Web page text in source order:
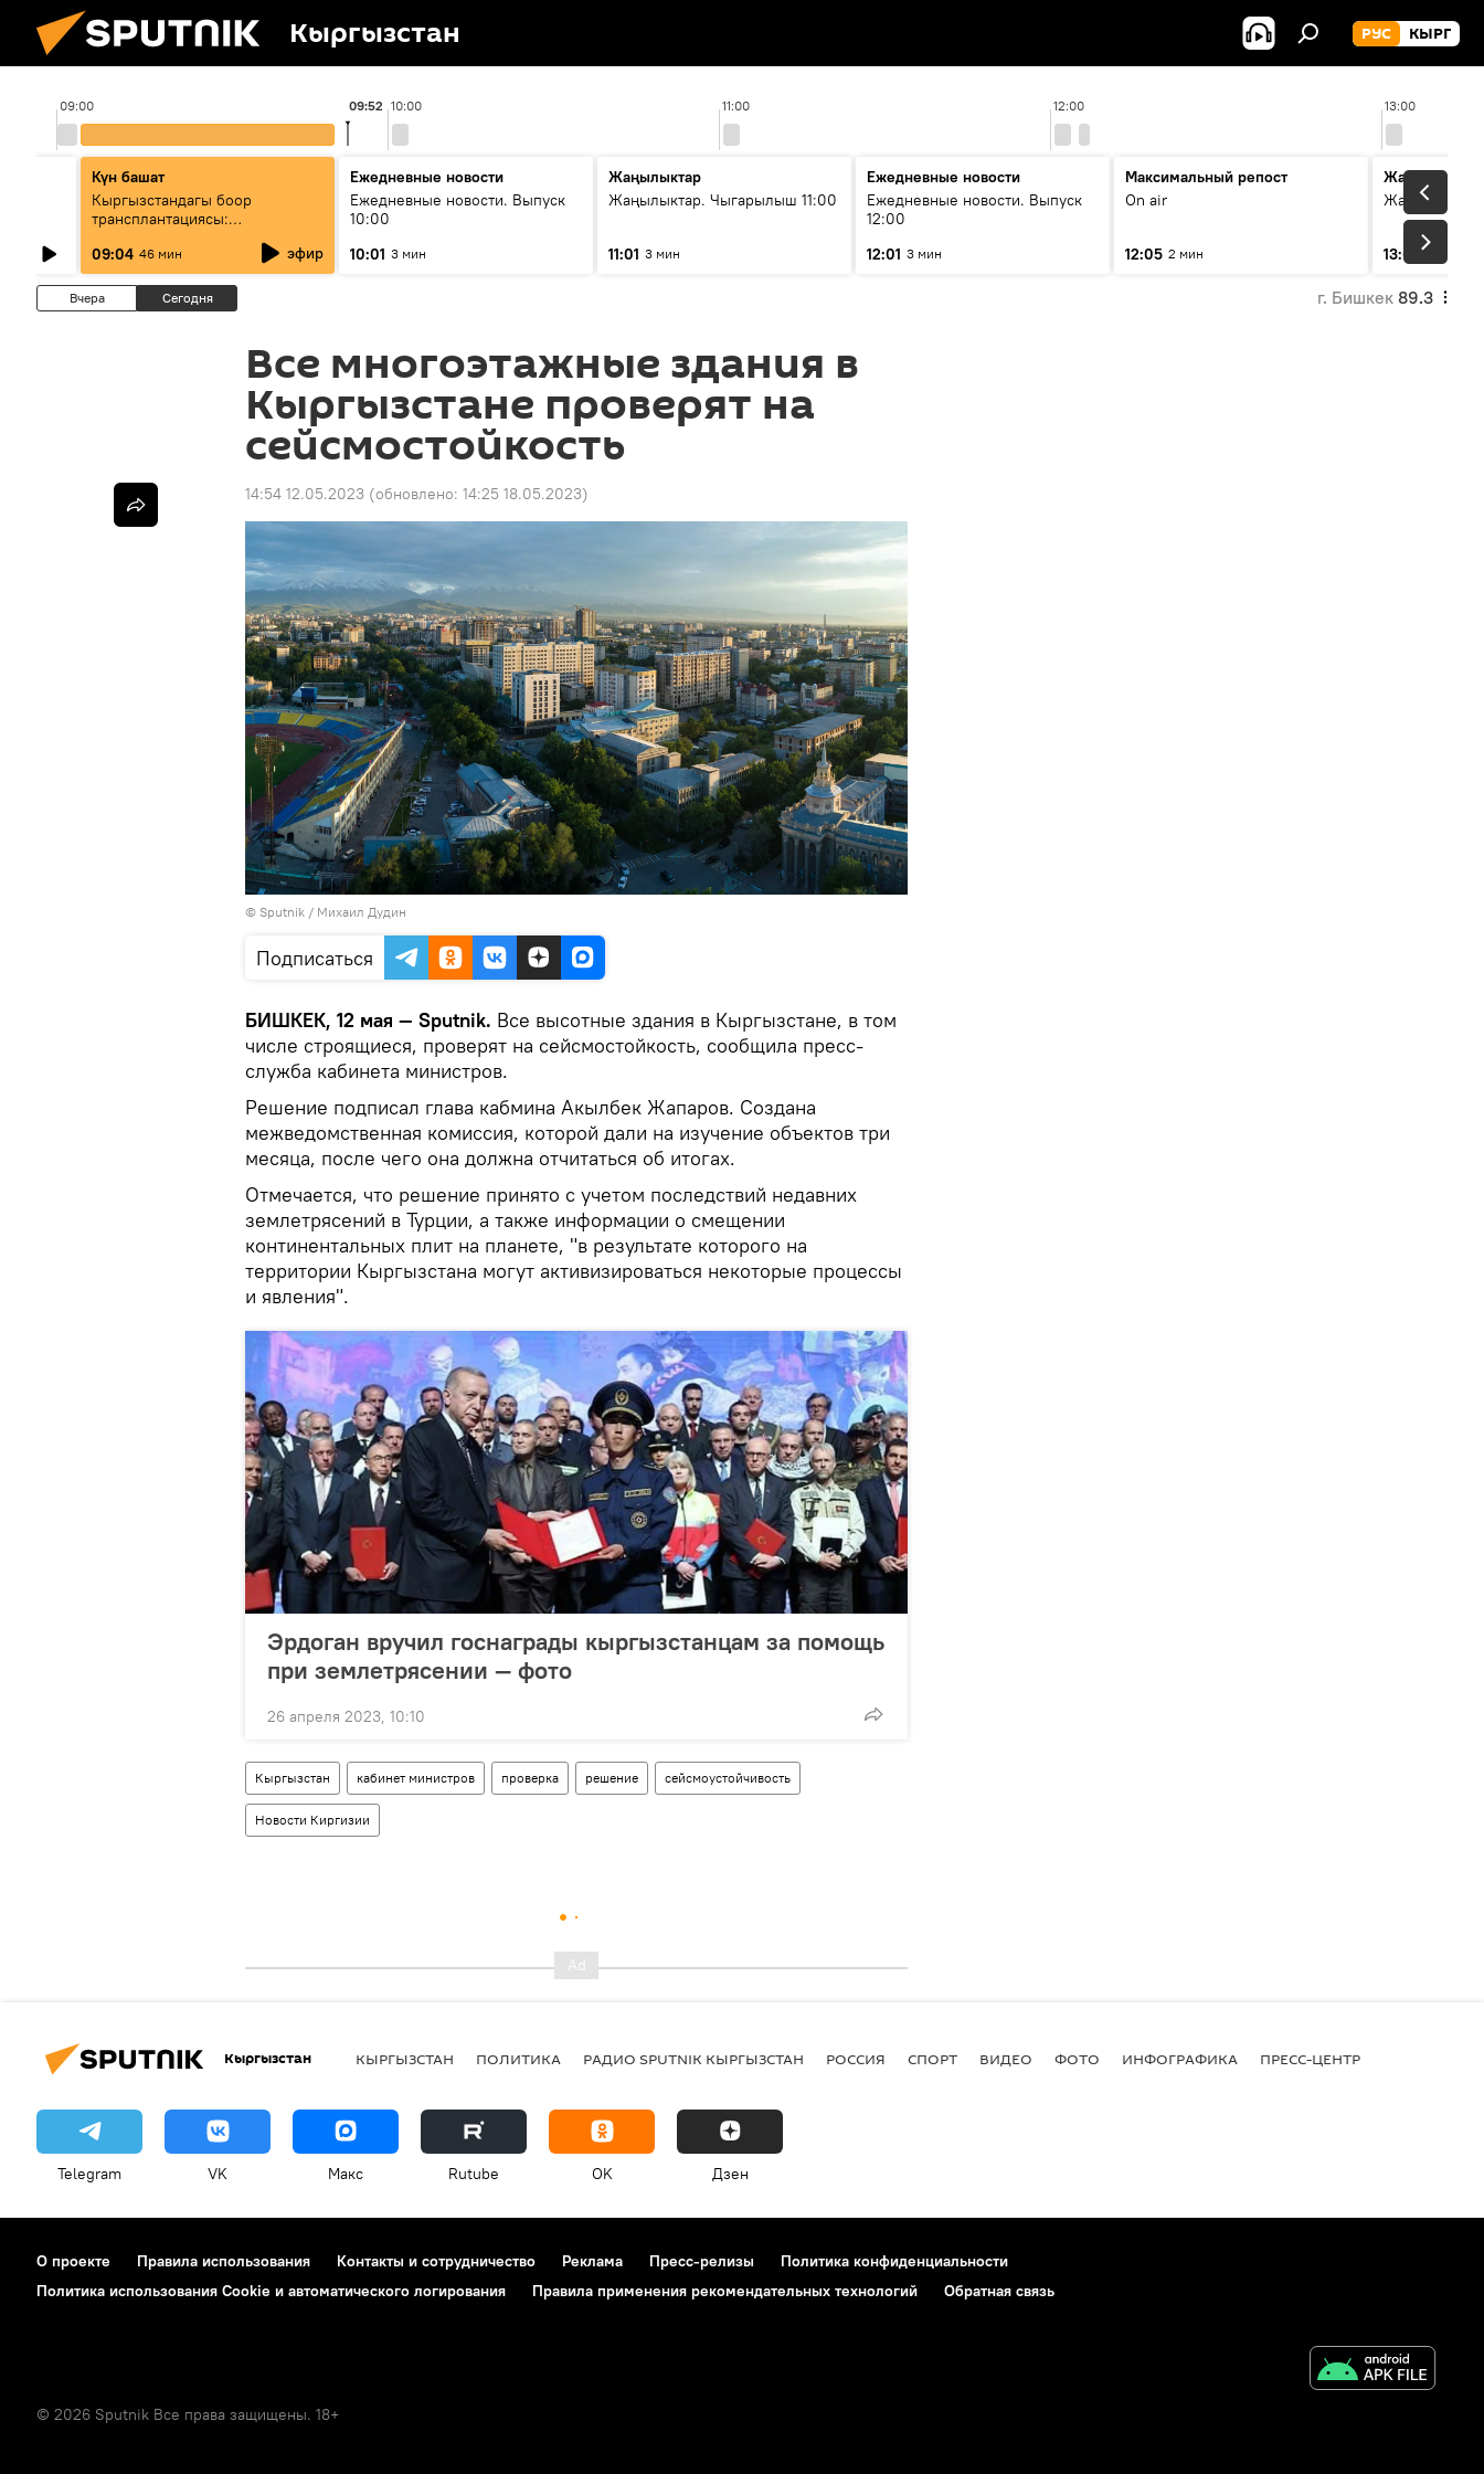
Кыргызстан РУС КЫРГ
09:00 10:00 11:00 12:00 13:00
09:52
Күн башат
Кыргызстандагы боор
трансплантациясы:
жетишкендиктер жана өнүгүү
келечеги
09:04 46 мин эфир
Ежедневные новости
Ежедневные новости. Выпуск
10:00
10:01 3 мин
Жаңылыктар
Жаңылыктар. Чыгарылыш 11:00
11:01 3 мин
Ежедневные новости
Ежедневные новости. Выпуск
12:00
12:01 3 мин
Максимальный репост
On air
12:05 2 мин
Жаңылыктар
13:01 3 мин
Вчера Сегодня г. Бишкек 89.3
Все многоэтажные здания в
Кыргызстане проверят на
сейсмостойкость
14:54 12.05.2023 (обновлено: 14:25 18.05.2023)
© Sputnik / Михаил Дудин
Подписаться
БИШКЕК, 12 мая — Sputnik. Все высотные здания в Кыргызстане, в том
числе строящиеся, проверят на сейсмостойкость, сообщила пресс-
служба кабинета министров.
Решение подписал глава кабмина Акылбек Жапаров. Создана
межведомственная комиссия, которой дали на изучение объектов три
месяца, после чего она должна отчитаться об итогах.
Отмечается, что решение принято с учетом последствий недавних
землетрясений в Турции, а также информации о смещении
континентальных плит на планете, "в результате которого на
территории Кыргызстана могут активизироваться некоторые процессы
и явления".
Эрдоган вручил госнаграды кыргызстанцам за помощь
при землетрясении — фото
26 апреля 2023, 10:10
Кыргызстан кабинет министров проверка решение сейсмоустойчивость
Новости Киргизии
Кыргызстан КЫРГЫЗСТАН ПОЛИТИКА РАДИО SPUTNIK КЫРГЫЗСТАН РОССИЯ СПОРТ ВИДЕО ФОТО ИНФОГРАФИКА ПРЕСС-ЦЕНТР
Telegram VK Макс Rutube OK Дзен
О проекте Правила использования Контакты и сотрудничество Реклама Пресс-релизы
Политика конфиденциальности
Политика использования Cookie и автоматического логирования
Правила применения рекомендательных технологий Обратная связь
© 2026 Sputnik Все права защищены. 18+